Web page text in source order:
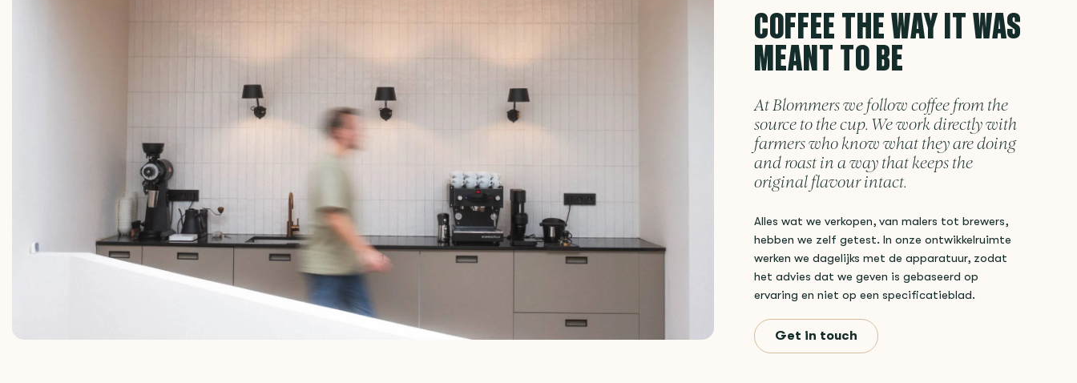
COFFEE THE WAY IT WAS
MEANT TO BE
At Blommers we follow coffee from the
source to the cup. We work directly with
farmers who know what they are doing
and roast in a way that keeps the
original flavour intact.
Alles wat we verkopen, van malers tot brewers,
hebben we zelf getest. In onze ontwikkelruimte
werken we dagelijks met de apparatuur, zodat
het advies dat we geven is gebaseerd op
ervaring en niet op een specificatieblad.
Get in touch